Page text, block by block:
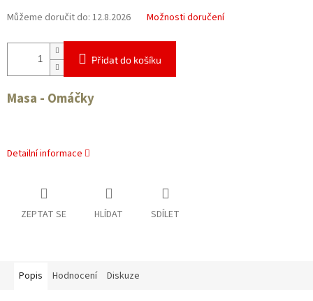
Můžeme doručit do: 12.8.2026 Možnosti doručení
Přidat do košíku
Masa - Omáčky
Detailní informace
ZEPTAT SE HLÍDAT SDÍLET
Popis Hodnocení Diskuze